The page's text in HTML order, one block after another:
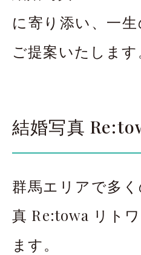
に寄り添い、一
ご提案いたします
結婚写真
群馬エリアで多
真 Re:towa リト
ます。